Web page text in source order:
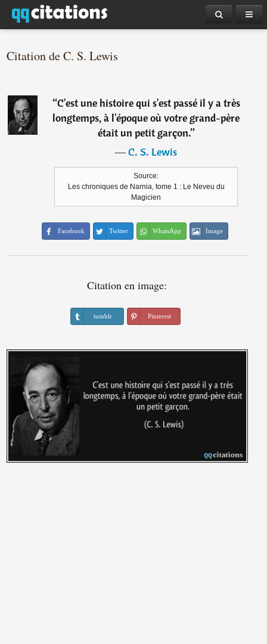
Citation de C. S. Lewis
“C'est une histoire qui s'est passé il y a très
longtemps, à l'époque où votre grand-père
était un petit garçon.”
―C. S. Lewis
Source:
Les chroniques de Narnia, tome 1 : Le Neveu du
Magicien
Facebook Twitter WhatsApp Image
Citation en image:
tumblr Pinterest